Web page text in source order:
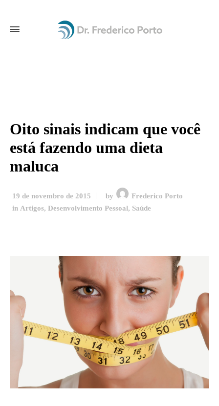
Oito sinais indicam que você
está fazendo uma dieta
maluca
19 de novembro de 2015 by
Frederico Porto
in Artigos, Desenvolvimento Pessoal, Saúde